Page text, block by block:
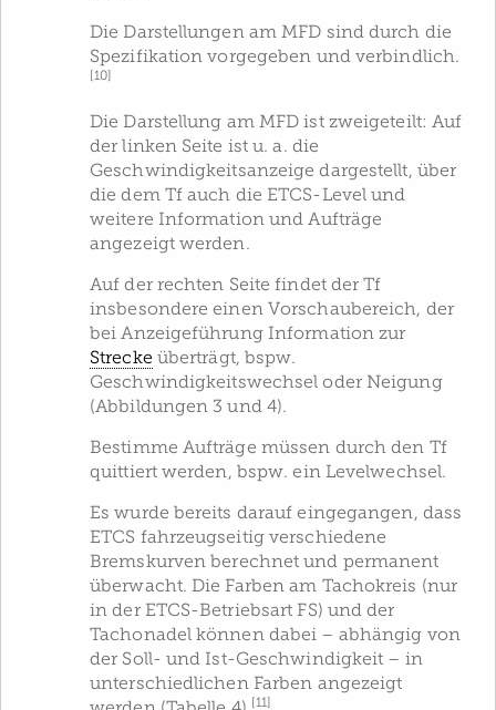
Die Darstellungen am MFD sind durch die
Spezifikation vorgegeben und verbindlich.
[10]
Die Darstellung am MFD ist zweigeteilt: Auf
der linken Seite ist u. a. die
Geschwindigkeitsanzeige dargestellt, über
die dem Tf auch die ETCS-Level und
weitere Information und Aufträge
angezeigt werden.
Auf der rechten Seite findet der Tf
insbesondere einen Vorschaubereich, der
bei Anzeigeführung Information zur
Strecke überträgt, bspw.
Geschwindigkeitswechsel oder Neigung
(Abbildungen 3 und 4).
Bestimme Aufträge müssen durch den Tf
quittiert werden, bspw. ein Levelwechsel.
Es wurde bereits darauf eingegangen, dass
ETCS fahrzeugseitig verschiedene
Bremskurven berechnet und permanent
überwacht. Die Farben am Tachokreis (nur
in der ETCS-Betriebsart FS) und der
Tachonadel können dabei – abhängig von
der Soll- und Ist-Geschwindigkeit – in
unterschiedlichen Farben angezeigt
[11]